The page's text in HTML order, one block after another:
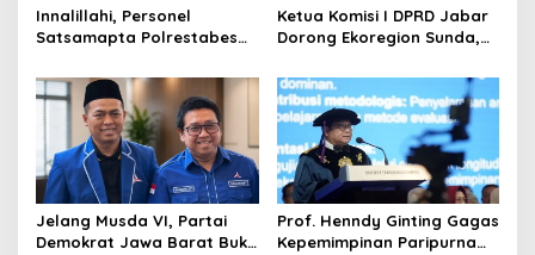
Innalillahi, Personel
Satsamapta Polrestabes
Tabrak Lari
Ketua Komisi I DPRD Jabar
Dorong Ekoregion Sunda,
dan Kelestarian Alam
Jelang Musda VI, Partai
Demokrat Jawa Barat Buka
Prof. Henndy Ginting Gagas
Kepemimpinan Paripurna